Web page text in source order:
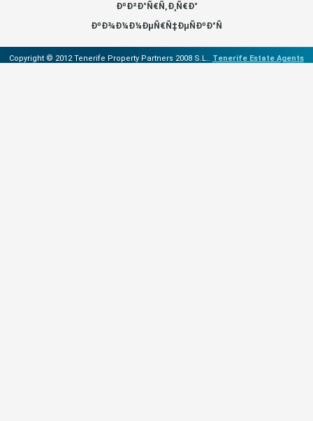
ÐºÐ²Ð°Ñ€Ñ‚Ð¸Ñ€Ð°
ÐºÐ¾Ð¼Ð¼ÐµÑ€Ñ‡ÐµÑÐºÐ°Ñ
Copyright © 2012 Tenerife Property Partners 2008 S.L.. Tenerife Estate Agents